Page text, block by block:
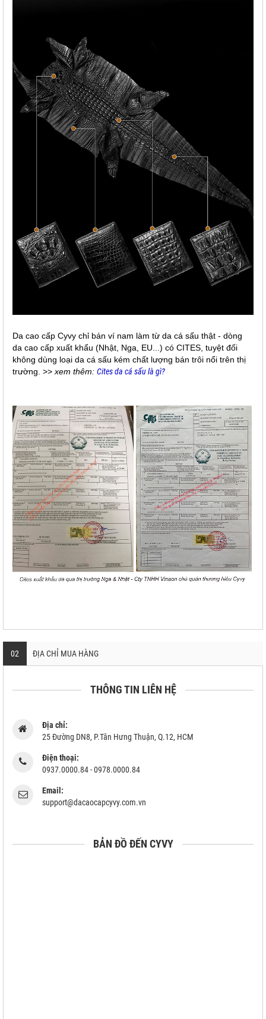
Da cao cấp Cyvy chỉ bán ví nam làm từ da cá sấu thật - dòng
da cao cấp xuất khẩu (Nhật, Nga, EU...) có CITES, tuyệt đối
không dùng loại da cá sấu kém chất lượng bán trôi nổi trên thị
trường. >>xem thêm: Cites da cá sấu là gì?
02 ĐỊA CHỈ MUA HÀNG
THÔNG TIN LIÊN HỆ
Địa chỉ:
25 Đường DN8, P.Tân Hưng Thuận, Q.12, HCM
Điện thoại:
0937.0000.84 - 0978.0000.84
Email:
support@dacaocapcyvy.com.vn
BẢN ĐỒ ĐẾN CYVY